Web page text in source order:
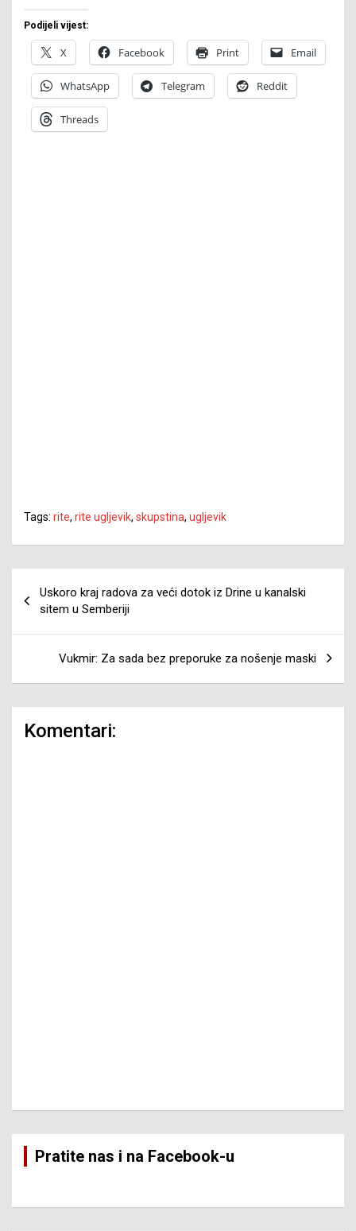
Podijeli vijest:
X Facebook Print Email
WhatsApp Telegram Reddit
Threads
Tags: rite, rite ugljevik, skupstina, ugljevik
članaka
Uskoro kraj radova za veći dotok iz Drine u kanalski
sitem u Semberiji
Vukmir: Za sada bez preporuke za nošenje maski
Komentari:
Pratite nas i na Facebook-u